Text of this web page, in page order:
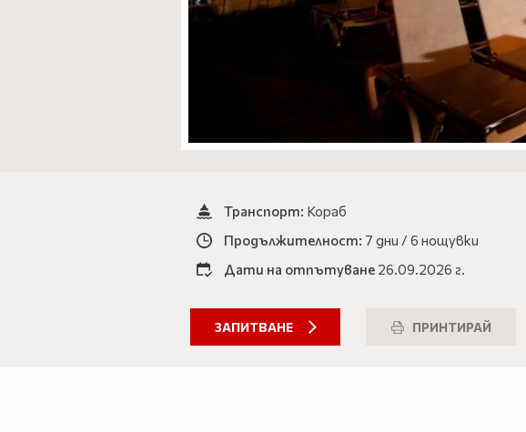
Транспорт: Кораб
Продължителност: 7 дни / 6 нощувки
Дати на отпътуване 26.09.2026 г.
ЗАПИТВАНЕ ПРИНТИРАЙ